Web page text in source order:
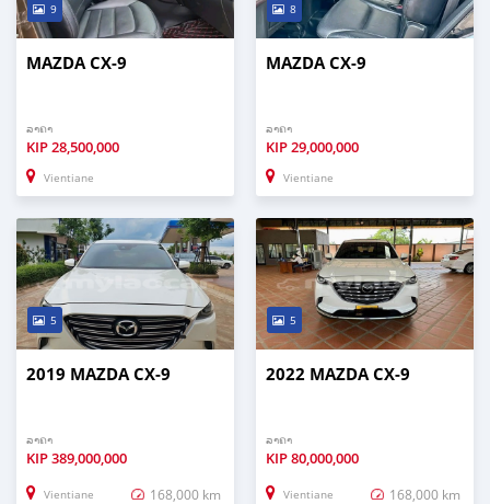
9
MAZDA CX-9
ລາຄາ
KIP28,500,000
Vientiane
8
MAZDA CX-9
ລາຄາ
KIP29,000,000
Vientiane
5
2019 MAZDA CX-9
ລາຄາ
KIP389,000,000
Vientiane 168,000 km
5
2022 MAZDA CX-9
ລາຄາ
KIP80,000,000
Vientiane 168,000 km